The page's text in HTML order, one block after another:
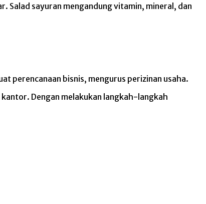
Salad sayuran mengandung vitamin, mineral, dan
perencanaan bisnis, mengurus perizinan usaha.
Dengan melakukan langkah-langkah